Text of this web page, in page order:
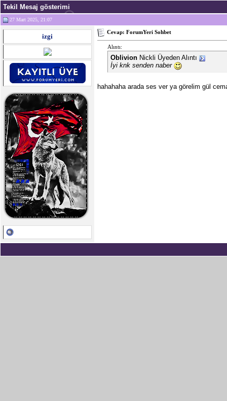
Tekil Mesaj gösterimi
27 Mart 2025, 21:07
izgi
Cevap: ForumYeri Sohbet
Alıntı:
Oblivion Nickli Üyeden Alıntı
İyi knk senden naber
hahahaha arada ses ver ya görelim gül